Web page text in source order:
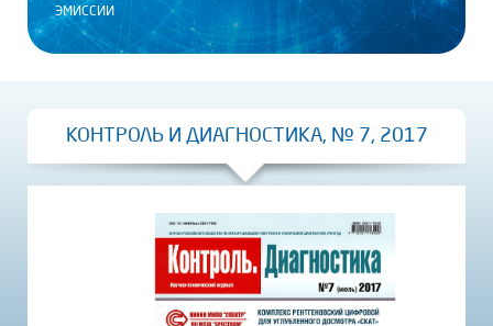
ЭМИССИИ
КОНТРОЛЬ И ДИАГНОСТИКА, № 7, 2017